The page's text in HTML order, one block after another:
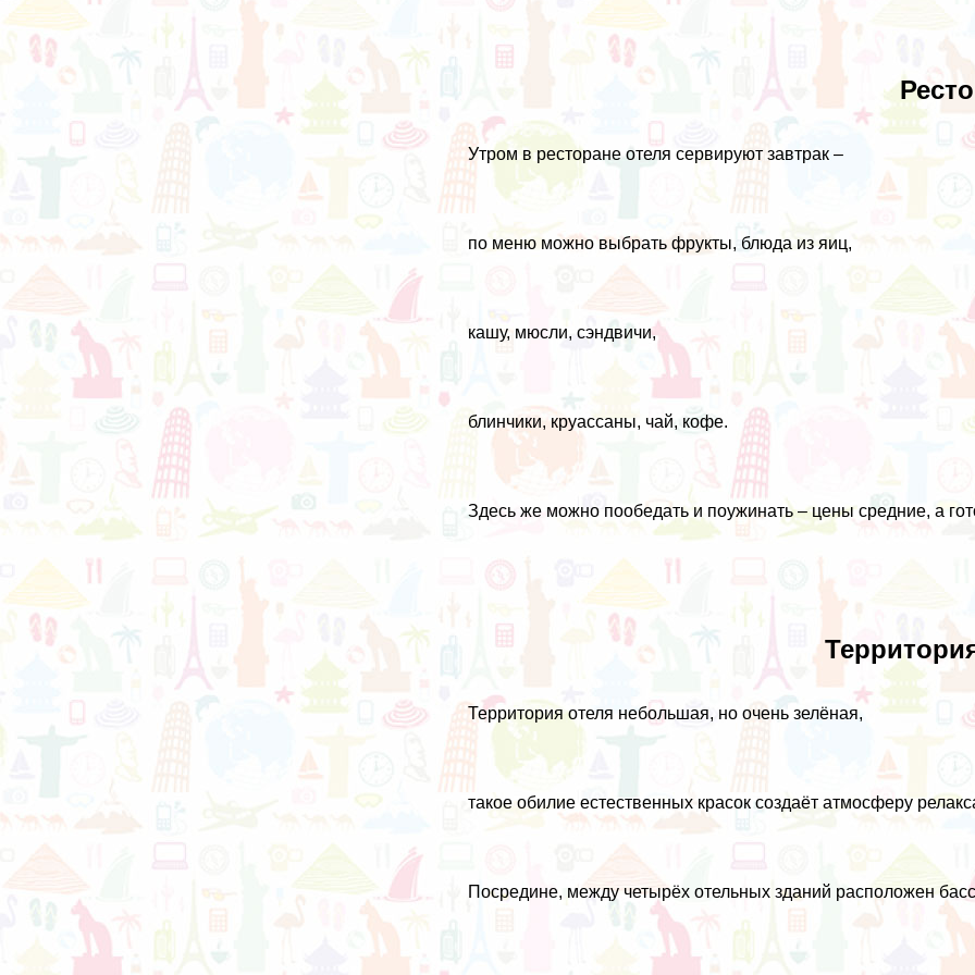
Утром в ресторане отеля сервируют завтрак –
по меню можно выбрать фрукты, блюда из яиц,
кашу, мюсли, сэндвичи,
блинчики, круассаны, чай, кофе.
Здесь же можно пообедать и поужинать – цены средние, а
Территория отеля небольшая, но очень зелёная,
такое обилие естественных красок создаёт атмосферу
Посредине, между четырёх отельных зданий расположен